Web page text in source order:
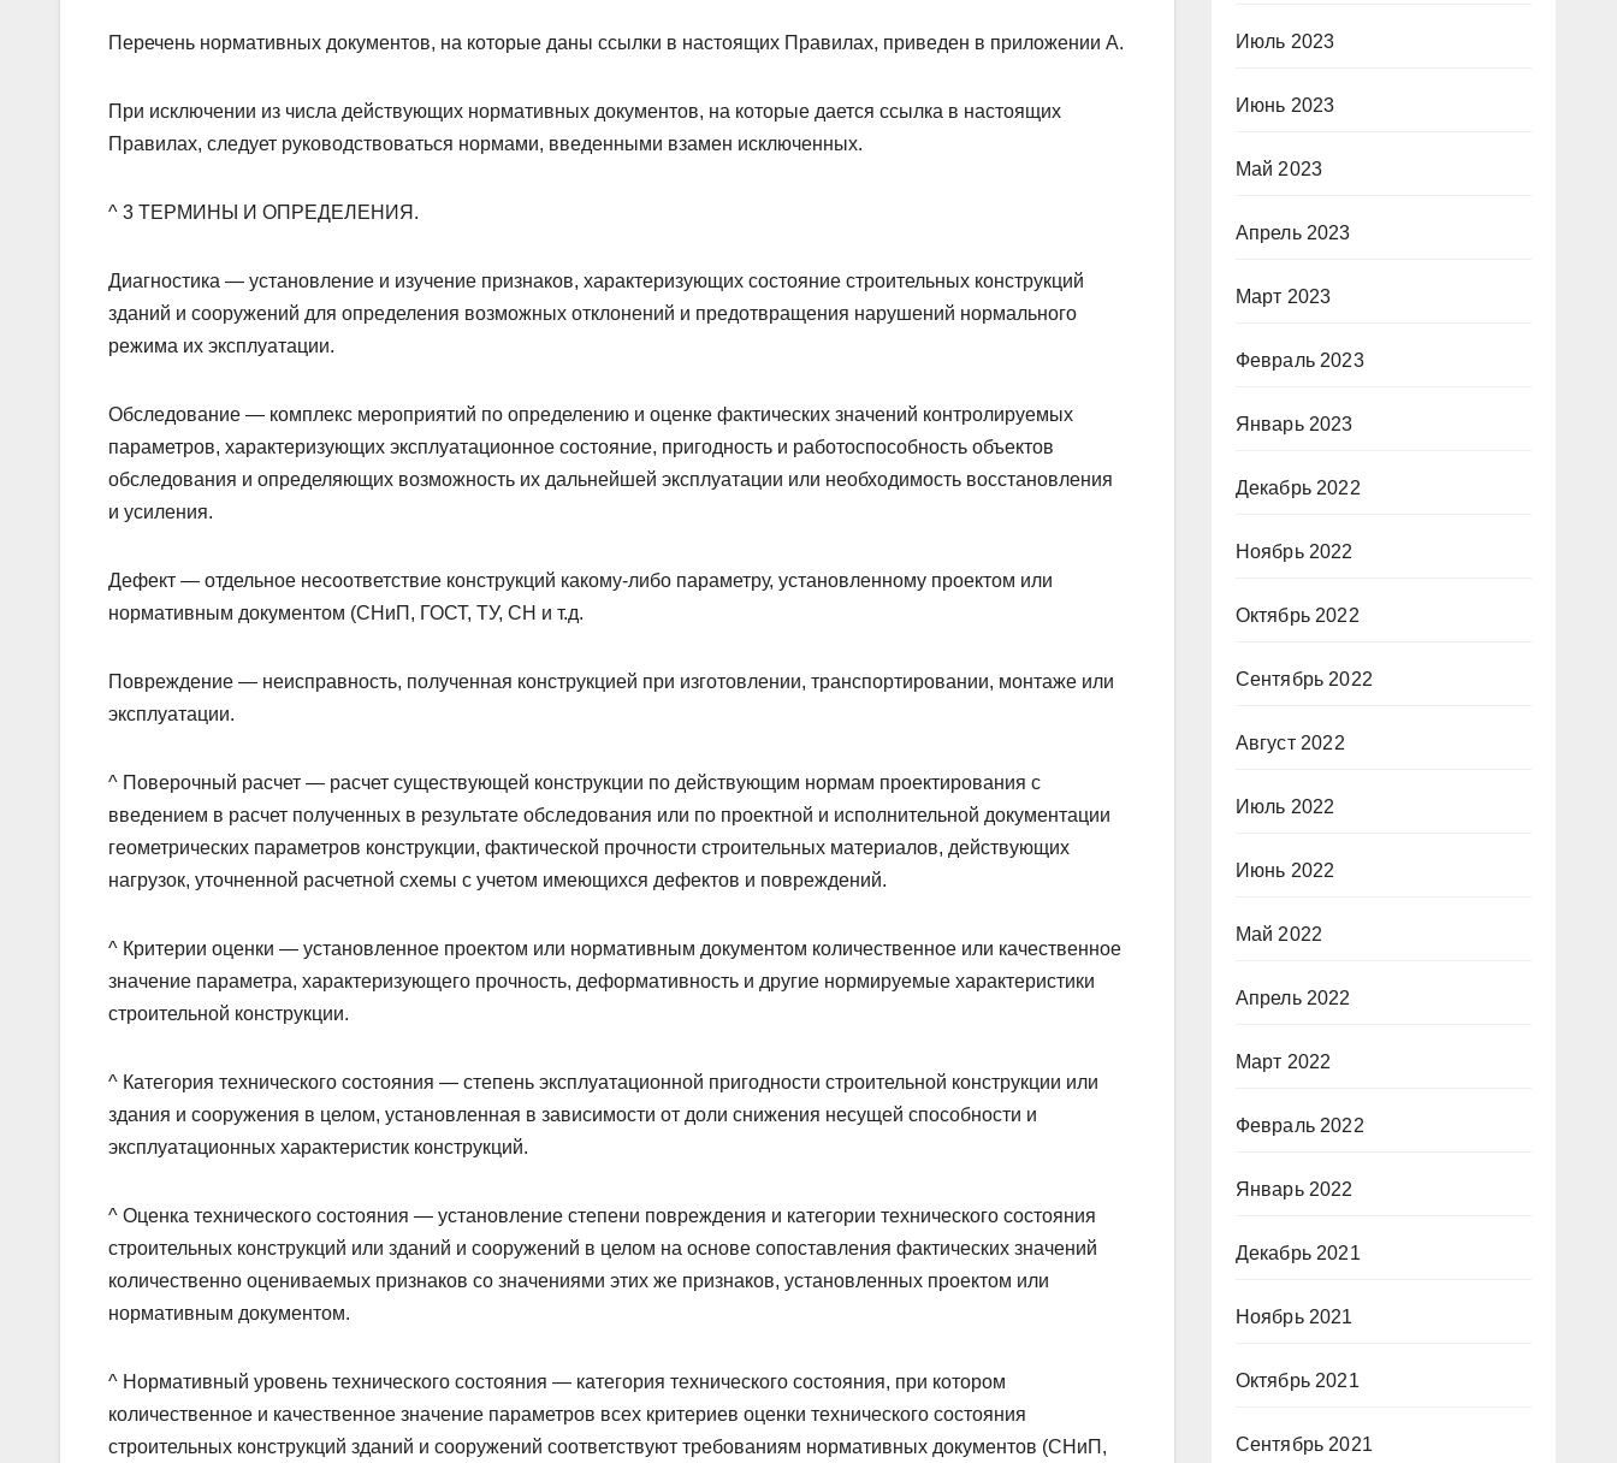
Перечень нормативных документов, на которые даны ссылки в настоящих Правилах, приведен в приложении А.
При исключении из числа действующих нормативных документов, на которые дается ссылка в настоящих
Правилах, следует руководствоваться нормами, введенными взамен исключенных.
^ 3 ТЕРМИНЫ И ОПРЕДЕЛЕНИЯ.
Диагностика — установление и изучение признаков, характеризующих состояние строительных конструкций
зданий и сооружений для определения возможных отклонений и предотвращения нарушений нормального
режима их эксплуатации.
Обследование — комплекс мероприятий по определению и оценке фактических значений контролируемых
параметров, характеризующих эксплуатационное состояние, пригодность и работоспособность объектов
обследования и определяющих возможность их дальнейшей эксплуатации или необходимость восстановления
и усиления.
Дефект — отдельное несоответствие конструкций какому-либо параметру, установленному проектом или
нормативным документом (СНиП, ГОСТ, ТУ, СН и т.д.
Повреждение — неисправность, полученная конструкцией при изготовлении, транспортировании, монтаже или
эксплуатации.
^ Поверочный расчет — расчет существующей конструкции по действующим нормам проектирования с
введением в расчет полученных в результате обследования или по проектной и исполнительной документации
геометрических параметров конструкции, фактической прочности строительных материалов, действующих
нагрузок, уточненной расчетной схемы с учетом имеющихся дефектов и повреждений.
^ Критерии оценки — установленное проектом или нормативным документом количественное или качественное
значение параметра, характеризующего прочность, деформативность и другие нормируемые характеристики
строительной конструкции.
^ Категория технического состояния — степень эксплуатационной пригодности строительной конструкции или
здания и сооружения в целом, установленная в зависимости от доли снижения несущей способности и
эксплуатационных характеристик конструкций.
^ Оценка технического состояния — установление степени повреждения и категории технического состояния
строительных конструкций или зданий и сооружений в целом на основе сопоставления фактических значений
количественно оцениваемых признаков со значениями этих же признаков, установленных проектом или
нормативным документом.
^ Нормативный уровень технического состояния — категория технического состояния, при котором
количественное и качественное значение параметров всех критериев оценки технического состояния
строительных конструкций зданий и сооружений соответствуют требованиям нормативных документов (СНиП,
Июль 2023
Июнь 2023
Май 2023
Апрель 2023
Март 2023
Февраль 2023
Январь 2023
Декабрь 2022
Ноябрь 2022
Октябрь 2022
Сентябрь 2022
Август 2022
Июль 2022
Июнь 2022
Май 2022
Апрель 2022
Март 2022
Февраль 2022
Январь 2022
Декабрь 2021
Ноябрь 2021
Октябрь 2021
Сентябрь 2021